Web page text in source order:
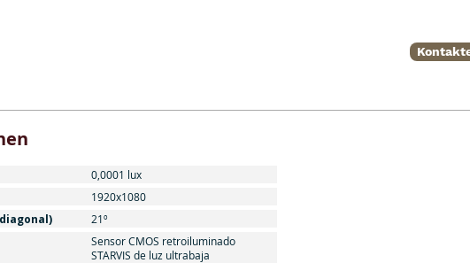
0,0001 lux
1920x1080
21º
Sensor CMOS retroiluminado
STARVIS de luz ultrabaja